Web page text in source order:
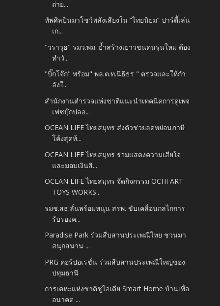
ถ่าย...
ทัพศิลปินมาโชว์พลังเสียงใน “ไทยนิยม” ปาร์ตี้เล่น
เก...
"วราวุธ" รมว.พม. ย้ำสร้างเยาวชนคนรุ่นใหม่ ต้อง
ทำวั...
"บิ๊กโจ๊ก" พร้อม" พล.ต.ท.นิธิธร " ตรวจและให้กำ
ลังใ...
สำนักงานตำรวจแห่งชาติแนะนำเทคนิคการดูเพจ
เฟซบุ๊กปลอ...
OCEAN LIFE ไทยสมุทร ส่งตัวช่วยลดหย่อนภาษี
โค้งสุดท้...
OCEAN LIFE ไทยสมุทร ร่วมแสดงความเสียใจ
และมอบเงินสิ...
OCEAN LIFE ไทยสมุทร จัดกิจกรรม OCHI ART
TOYS WORKS...
รมช.สธ.ลั่นพร้อมหนุน สรพ. ขับเคลื่อนกลไกการ
รับรองค...
Paradise Park ร่วมสืบสานประเพณีไทย ชวนมา
สนุกสนาน ...
PRG คอร์ปอเรชั่น ร่วมสืบสานประเพณีใหญ่ของ
ปทุมธานี
การเคหะแห่งชาติชูไอเดีย Smart Home บ้านเพื่อ
อนาคต ...